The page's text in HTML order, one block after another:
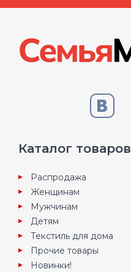
Каталог товаров
Распродажа
Женщинам
Мужчинам
Детям
Текстиль для дома
Прочие товары
Новинки!